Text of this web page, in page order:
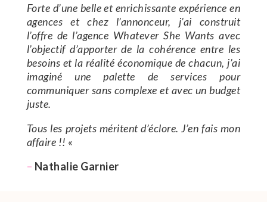
Forte d’une belle et enrichissante expérience en
agences et chez l’annonceur, j’ai construit
l’offre de l’agence Whatever She Wants avec
l’objectif d’apporter de la cohérence entre les
besoins et la réalité économique de chacun, j’ai
imaginé une palette de services pour
communiquer sans complexe et avec un budget
juste.
Tous les projets méritent d’éclore. J’en fais mon
affaire !! «
– Nathalie Garnier